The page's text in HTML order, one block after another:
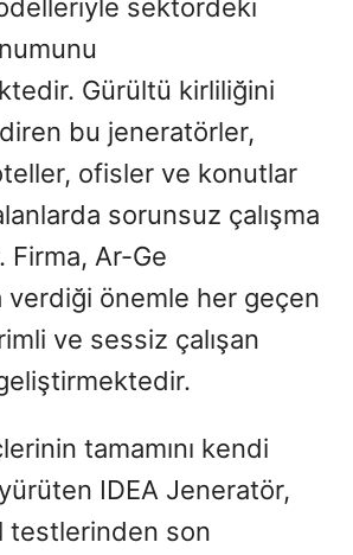
sektördeki
Gürültü kirliliğini
bu jeneratörler,
ofisler ve konutlar
sorunsuz çalışma
Firma, Ar-Ge
verdiği önemle her geçen
ve sessiz çalışan
tamamını kendi
IDEA Jeneratör,
testlerinden son